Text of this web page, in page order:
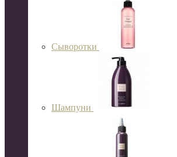
Сыворотки
Шампуни